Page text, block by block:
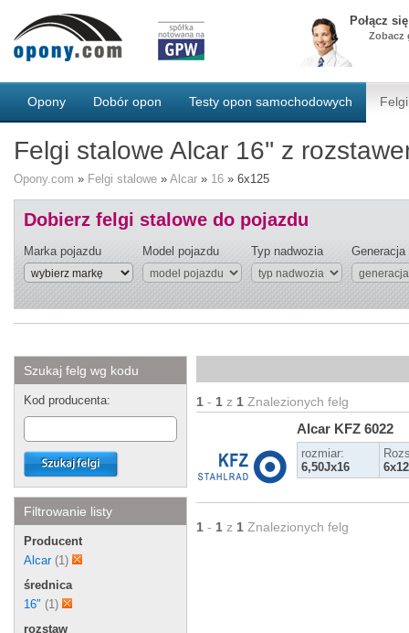
Połącz
Zobacz
Opony Dobór opon Testy opon samochodowych
Felgi stalowe Alcar 16'' z
Opony.com » Felgi stalowe » Alcar » 16 » 6x125
Dobierz felgi stalowe do pojazdu
Marka pojazdu Model pojazdu Typ nadwozia Generacja
Szukaj felg wg kodu
Kod producenta:
Filtrowanie listy
Producent
Alcar(1)
średnica
16″ (1)
rozstaw
1 - 1 z 1 Znalezionych felg
Alcar KFZ 6022
rozmiar:
6,50Jx16
1 - 1 z 1 Znalezionych felg